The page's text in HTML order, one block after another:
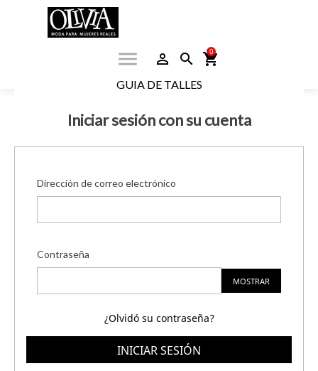
shopping_cart
0
search
person_outline
menu
GUIA DE TALLES
Iniciar sesión con su cuenta
Dirección de correo electrónico
Contraseña
MOSTRAR
¿Olvidó su contraseña?
INICIAR SESIÓN